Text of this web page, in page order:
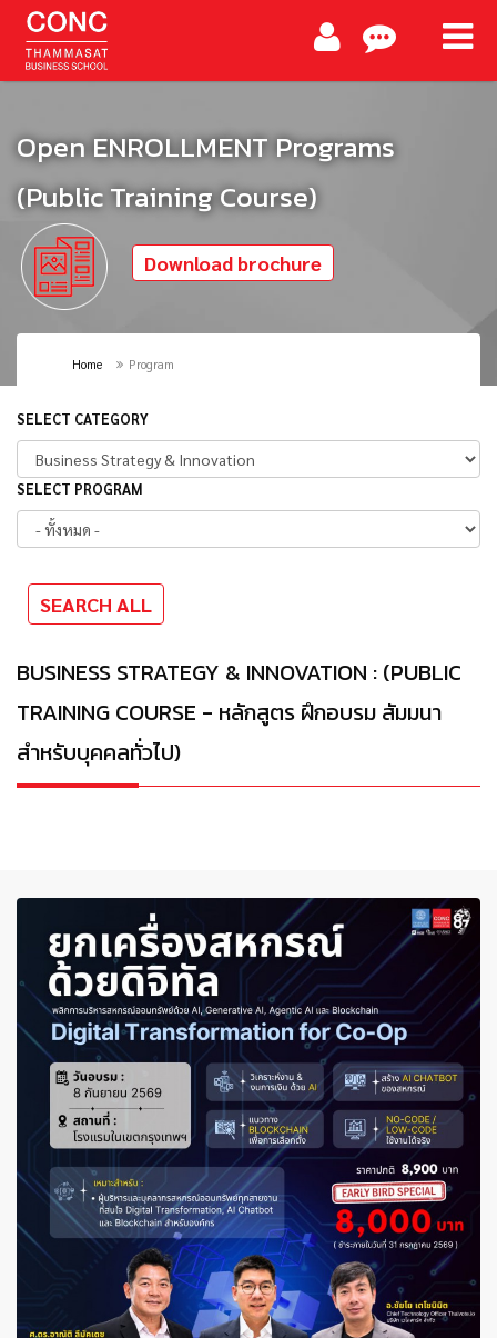
Open ENROLLMENT Programs
(Public Training Course)
Download brochure
Home Program
SELECT CATEGORY
SELECT PROGRAM
BUSINESS STRATEGY & INNOVATION : (PUBLIC
TRAINING COURSE - หลักสูตร ฝึกอบรม สัมมนา
สำหรับบุคคลทั่วไป)